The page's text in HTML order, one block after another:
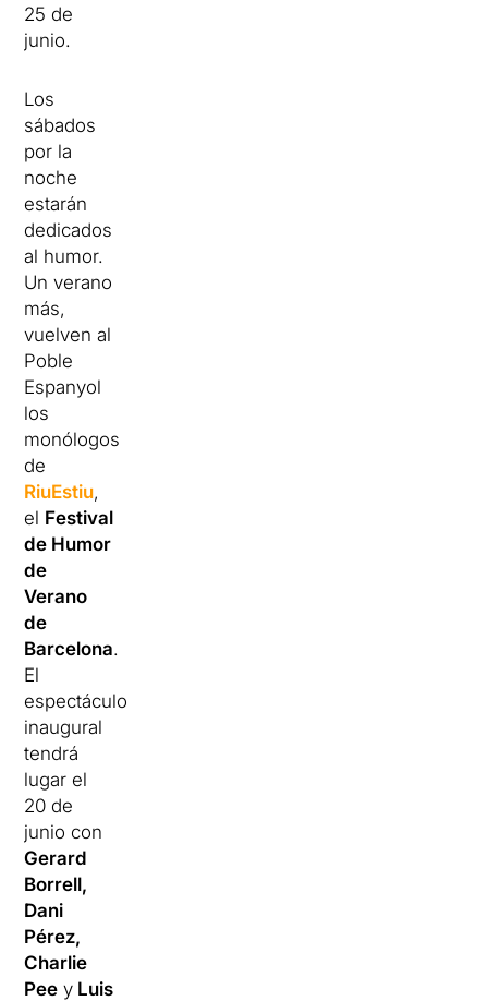
25 de
junio.
Los
sábados
por la
noche
estarán
dedicados
al humor.
Un verano
más,
vuelven al
Poble
Espanyol
los
monólogos
de
RiuEstiu,
el Festival
de Humor
de
Verano
de
Barcelona.
El
espectáculo
inaugural
tendrá
lugar el
20 de
junio con
Gerard
Borrell,
Dani
Pérez,
Charlie
Pee y Luis